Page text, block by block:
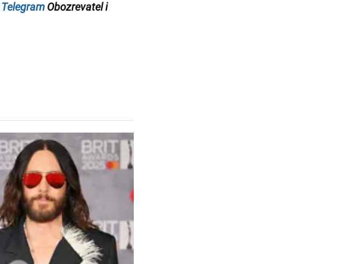
Telegram Obozrevatel i